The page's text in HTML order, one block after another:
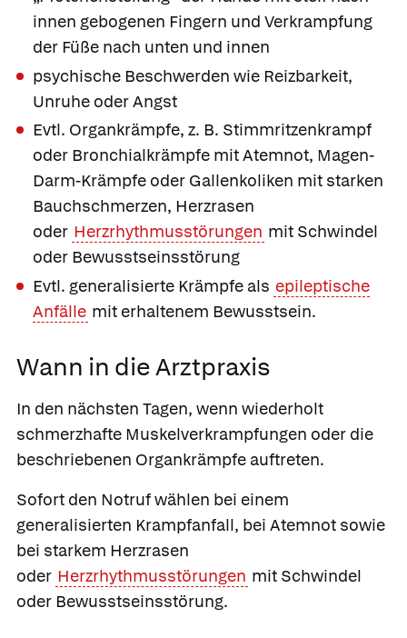
innen gebogenen Fingern und Verkrampfung
der Füße nach unten und innen
psychische Beschwerden wie Reizbarkeit,
Unruhe oder Angst
Evtl. Organkrämpfe, z. B. Stimmritzenkrampf
oder Bronchialkrämpfe mit Atemnot, Magen-
Darm-Krämpfe oder Gallenkoliken mit starken
Bauchschmerzen, Herzrasen
oder Herzrhythmusstörungen mit Schwindel
oder Bewusstseinsstörung
Evtl. generalisierte Krämpfe als epileptische
Anfälle mit erhaltenem Bewusstsein.
Wann in die Arztpraxis
In den nächsten Tagen, wenn wiederholt
schmerzhafte Muskelverkrampfungen oder die
beschriebenen Organkrämpfe auftreten.
Sofort den Notruf wählen bei einem
generalisierten Krampfanfall, bei Atemnot sowie
bei starkem Herzrasen
oder Herzrhythmusstörungen mit Schwindel
oder Bewusstseinsstörung.